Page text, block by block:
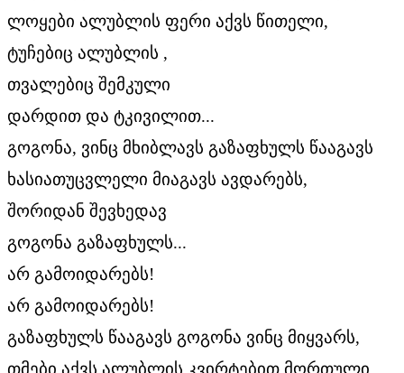
ლოყები ალუბლის ფერი აქვს წითელი,
ტუჩებიც ალუბლის ,
თვალებიც შემკული
დარდით და ტკივილით...
გოგონა, ვინც მხიბლავს გაზაფხულს წააგავს
ხასიათუცვლელი მიაგავს ავდარებს,
შორიდან შევხედავ
გოგონა გაზაფხულს...
არ გამოიდარებს!
არ გამოიდარებს!
გაზაფხულს წააგავს გოგონა ვინც მიყვარს,
თმები აქვს ალუბლის კვირტებით მორთული...